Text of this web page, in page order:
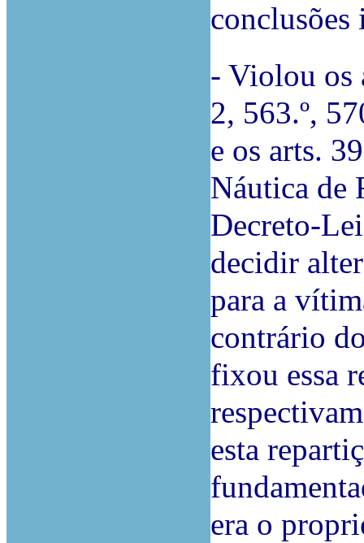
- Violou os
2, 563.º,
e os arts.
Náutica de
Decreto-
decidir
para a
contrário
fixou essa
esta
era o